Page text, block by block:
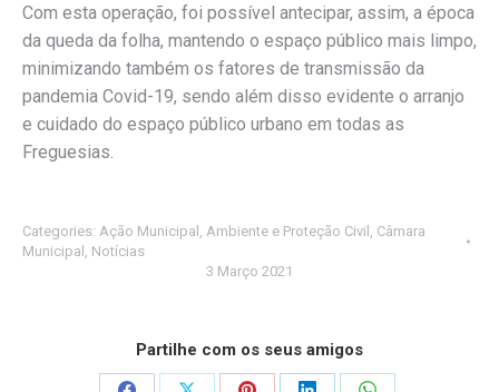
Com esta operação, foi possível antecipar, assim, a época
da queda da folha, mantendo o espaço público mais limpo,
minimizando também os fatores de transmissão da
pandemia Covid-19, sendo além disso evidente o arranjo
e cuidado do espaço público urbano em todas as
Freguesias.
Categories: Ação Municipal , Ambiente e Proteção Civil , Câmara
Municipal , Notícias
3 Março 2021
Partilhe com os seus amigos